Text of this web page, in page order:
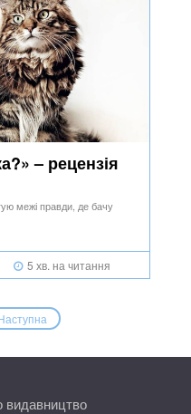
– рецензія
межі правди, де бачу
5 хв. на читання
видавництво